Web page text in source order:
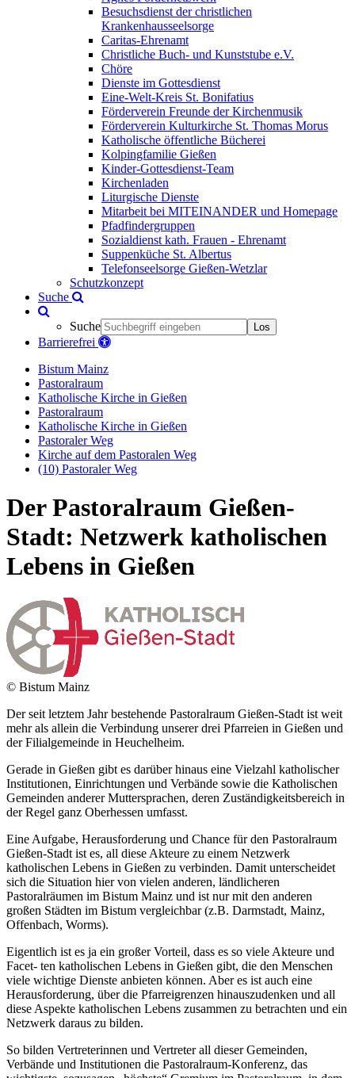
Besuchsdienst der christlichen
Krankenhausseelsorge
Caritas-Ehrenamt
Christliche Buch- und Kunststube e.V.
Chöre
Dienste im Gottesdienst
Eine-Welt-Kreis St. Bonifatius
Förderverein Freunde der Kirchenmusik
Förderverein Kulturkirche St. Thomas Morus
Katholische öffentliche Bücherei
Kolpingfamilie Gießen
Kinder-Gottesdienst-Team
Kirchenladen
Liturgische Dienste
Mitarbeit bei MITEINANDER und Homepage
Pfadfindergruppen
Sozialdienst kath. Frauen - Ehrenamt
Suppenküche St. Albertus
Telefonseelsorge Gießen-Wetzlar
Schutzkonzept
Suche
Suche Los
Barrierefrei
Bistum Mainz
Pastoralraum
Katholische Kirche in Gießen
Pastoralraum
Katholische Kirche in Gießen
Pastoraler Weg
Kirche auf dem Pastoralen Weg
(10) Pastoraler Weg
Der Pastoralraum Gießen-
Stadt: Netzwerk katholischen
Lebens in Gießen
© Bistum Mainz
Der seit letztem Jahr bestehende Pastoralraum Gießen-Stadt ist weit
mehr als allein die Verbindung unserer drei Pfarreien in Gießen und
der Filialgemeinde in Heuchelheim.
Gerade in Gießen gibt es darüber hinaus eine Vielzahl katholischer
Institutionen, Einrichtungen und Verbände sowie die Katholischen
Gemeinden anderer Muttersprachen, deren Zuständigkeitsbereich in
der Regel ganz Oberhessen umfasst.
Eine Aufgabe, Herausforderung und Chance für den Pastoralraum
Gießen-Stadt ist es, all diese Akteure zu einem Netzwerk
katholischen Lebens in Gießen zu verbinden. Damit unterscheidet
sich die Situation hier von vielen anderen, ländlicheren
Pastoralräumen im Bistum Mainz und ist nur mit den anderen
großen Städten im Bistum vergleichbar (z.B. Darmstadt, Mainz,
Offenbach, Worms).
Eigentlich ist es ja ein großer Vorteil, dass es so viele Akteure und
Facet- ten katholischen Lebens in Gießen gibt, die den Menschen
viele wichtige Dienste anbieten können. Aber es ist auch eine
Herausforderung, über die Pfarreigrenzen hinauszudenken und all
diese Aspekte katholischen Lebens zusammen zu betrachten und ein
Netzwerk daraus zu bilden.
So bilden Vertreterinnen und Vertreter all dieser Gemeinden,
Verbände und Institutionen die Pastoralraum-Konferenz, das